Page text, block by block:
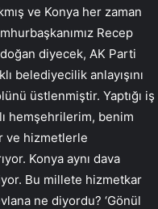
ve Konya her zaman
Recep
diyecek, AK Parti
belediyecilik anlayışını
üstlenmiştir. Yaptığı iş
hemşehrilerim, benim
ve hizmetlerle
Konya aynı dava
Bu millete hizmetkar
ne diyordu? ‘Gönül